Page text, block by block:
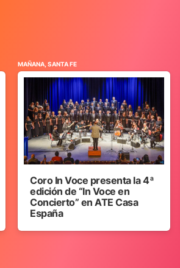
MAÑANA, SANTA FE
Coro In Voce presenta la 4ª
edición de “In Voce en
Concierto” en ATE Casa
España